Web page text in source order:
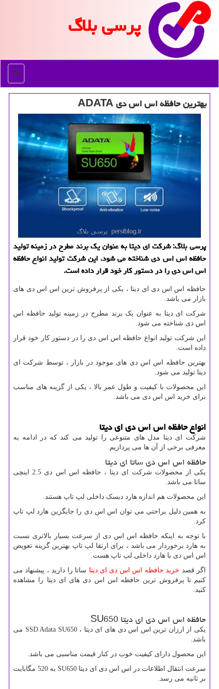
پرسی بلاگ
منو
بهترین حافظه اس اس دی ADATA
پرسی بلاگ: شركت ای دیتا به عنوان یك برند مطرح در زمینه تولید
حافظه اس اس دی شناخته می شود. این شركت تولید انواع حافظه
اس اس دی را در دستور كار خود قرار داده است.
حافظه اس اس دی ای دیتا ، یکی از پرفروش ترین اس اس دی های
بازار می باشد.
شرکت ای دیتا به عنوان یک برند مطرح در زمینه تولید حافظه اس
اس دی شناخته می شود.
این شرکت تولید انواع حافظه اس اس دی را در دستور کار خود قرار
داده است.
بهترین حافظه اس اس دی های موجود در بازار ، توسط شرکت ای
دیتا تولید می شود.
این محصولات با کیفیت و طول عمر بالا ، یکی از گزینه های مناسب
برای خرید اس اس دی می باشد.
انواع حافظه اس اس دی ای دیتا
شرکت ای دیتا مدل های متنوعی را تولید می کند که در ادامه به
معرفی برخی از آن ها می پردازیم.
حافظه اس اس دی ساتا ای دیتا
یکی از محصولات شرکت ای دیتا ، حافظه اس اس دی 2.5 اینچی
ساتا می باشد.
این محصولات هم اندازه هارد دیسک داخلی لپ تاپ هستند.
به همین دلیل براحتی می توان اس اس دی را جایگزین هارد لپ تاپ
کرد.
با توجه به اینکه حافظه اس اس دی از سرعت بسیار بالاتری نسبت
به هارد برخوردار می باشد ، برای ارتقا لپ تاپ بهترین گزینه تعویض
اس اس دی با هارد داخلی لپ تاپ هست.
اگر قصد خرید حافظه اس اس دی ای دیتا ساتا را دارید ، پیشنهاد می
کنیم تا پرفروش ترین حافظه اس اس دی های ای دیتا را مشاهده
کنید.
حافظه اس اس دی ای دیتا SU650
یکی از ارزان ترین اس اس دی های ای دیتا ،SSD Adata SU650 می
باشد.
این محصول دارای کیفیت خوب در کنار قیمت مناسبی می باشد.
سرعت انتقال اطلاعات در اس اس دی ای دیتا SU650
به 520 مگابایت
بر ثانیه می رسد.